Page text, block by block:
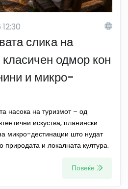
слика на
одмор кон
и микро-
насока на туризмот – од
искуства, планински
микро-дестинации што нудат
природата и локалната култура.
Повеќе